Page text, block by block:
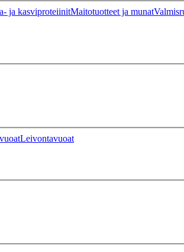
ja kasviproteiinitMaitotuotteet ja munat
Leivontavuoat